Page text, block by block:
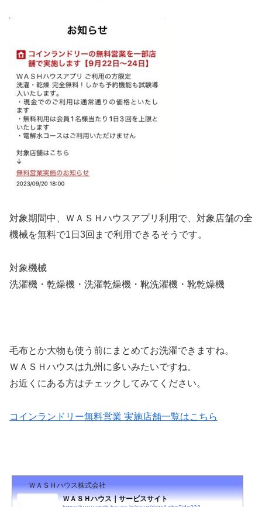
対象期間中、ＷＡＳＨハウスアプリ利用で、対象店舗の全
機械を無料で1日3回まで利用できるそうです。
対象機械
洗濯機・乾燥機・洗濯乾燥機・靴洗濯機・靴乾燥機
毛布とか大物も使う前にまとめてお洗濯できますね。
ＷＡＳＨハウスは九州に多いみたいですね。
お近くにある方はチェックしてみてください。
コインランドリー無料営業 実施店舗一覧はこちら
ＷＡＳＨハウス株式会社
ＷＡＳＨハウス｜サービスサイト